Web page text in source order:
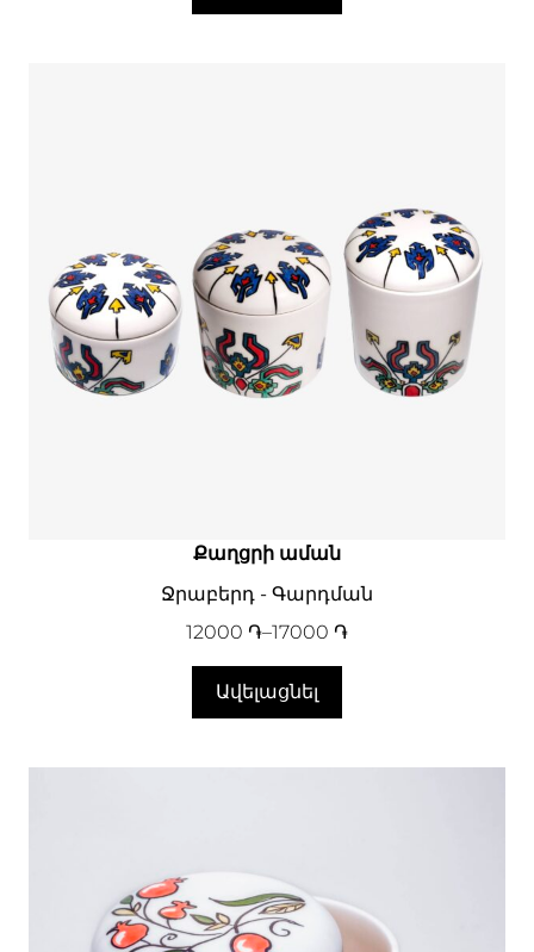
Քաղցրի աման
Ջրաբերդ - Գարդման
12000 ֏–17000 ֏
Ավելացնել